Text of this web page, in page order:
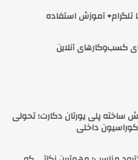
کسب‌وکارهای آنلاین
ساخته پلی یورتان دکارت؛ تحولی
داخلی